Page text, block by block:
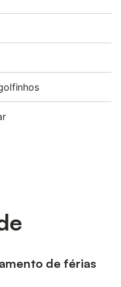
de férias